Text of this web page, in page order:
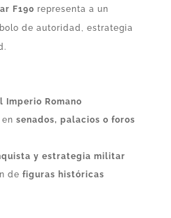
F190 representa a un
de autoridad, estrategia
Imperio Romano
senados, palacios o foros
y estrategia militar
de figuras históricas